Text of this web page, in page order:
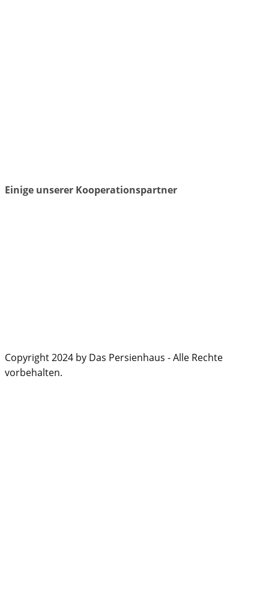
Einige unserer Kooperationspartner
Copyright 2024 by Das Persienhaus - Alle Rechte
vorbehalten.